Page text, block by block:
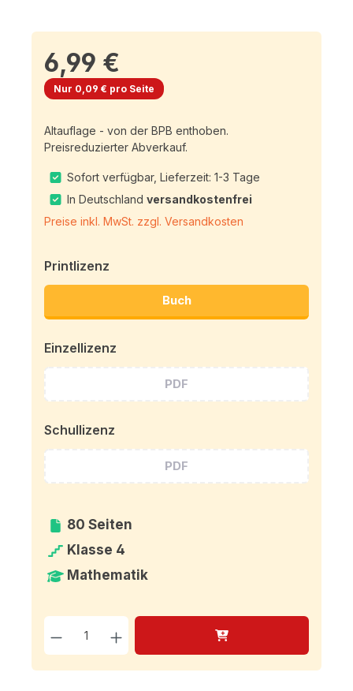
6,99 €
Nur 0,09 € pro Seite
Altauflage - von der BPB enthoben.
Preisreduzierter Abverkauf.
Sofort verfügbar, Lieferzeit: 1-3 Tage
In Deutschlandversandkostenfrei
Preise inkl. MwSt. zzgl. Versandkosten
Printlizenz
Buch
Einzellizenz
PDF
Schullizenz
PDF
80 Seiten
Klasse 4
Mathematik
Produkt Anzahl: Gib den